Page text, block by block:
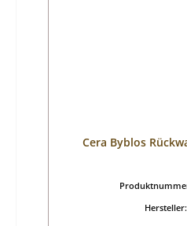
Cera Byblos
Hersteller: